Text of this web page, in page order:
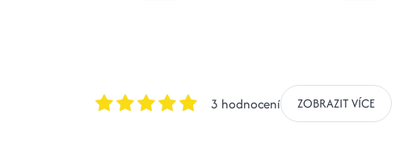
3 hodnocení ZOBRAZIT VÍCE